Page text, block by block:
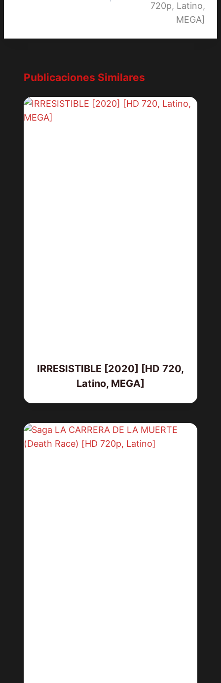
720p, Latino,
MEGA]
Publicaciones Similares
IRRESISTIBLE [2020] [HD 720,
Latino, MEGA]